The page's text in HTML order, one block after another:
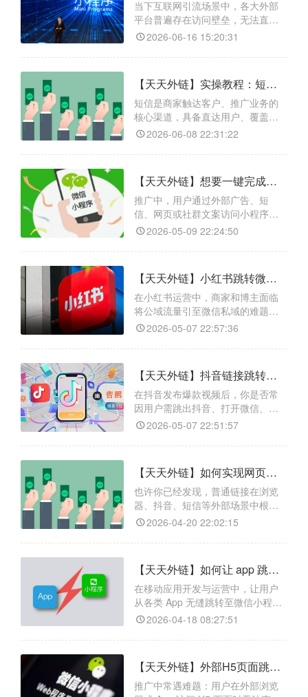
当下互联网引流场景中，各大外部
平台普遍存在访问壁垒，无法直接
触发链接跳转微信小程序、直达小
大限制了流量转化效率。而天天外
具，完美破解了这一推广难题，适
配全场景线上引流需求。平台具备
的实用功能，多渠道兼容适配功
能，一键生成的链接和二维码可适
2026-06-16 15:20:31
【天天外链】实操教程：短信链接跳转微信小程序/小程序任意页面/小程序码落地方法
短信是商家触达客户、推广业务的
核心渠道，具备直达用户、覆盖率
高的优势，但传统短信存在引流短
户只能手动搜索小程序、查找对应
严重影响营销转化效果。而天天外
链是适配商家引流需求的专业工
具，完美破解这一行业难题，其核
心功能极具实用性：支持短信、百
2026-06-08 22:31:22
【天天外链】想要一键完成点击链接跳转小程序，具体需要哪几个配置步骤？
推广中，用户通过外部广告、短
信、网页或社群文案访问小程序，
需扫码或复制链接手动打开，步骤
链接直接唤起并跳转小程序指定页
式。天天外链可解决此痛点，它能
将小程序转换成通用外链，支持微
信内外多平台点击链接跳转小程
序，还支持自定义动态参数与实时
2026-05-09 22:24:50
【天天外链】小红书跳转微信小程序真的能一键完成吗？该怎么操作？
在小红书运营中，商家和博主面临
将公域流量引至微信私域的难题，
因平台规则，直接添加外部链接跳
链提供跨平台跳转方案，可将微信
开的外链，支持一键跳转微信小程
序及自定义动态参数跳转，实现精
准引流。此外，它还具备卡片链接
生成和广告投放数据回传等实用功
2026-05-07 22:57:36
【天天外链】抖音链接跳转微信小程序如何破解？实现一键跳转的秘诀是什么？
在抖音发布爆款视频后，你是否常
因用户需跳出抖音、打开微信、搜
索小程序的繁琐流程而流失大量潜
业的外链工具，能完美解决两大痛
直接跳转，用户点击链接即可一步
到达；二是精准回传点击、转化等
数据，让每一次引流效果都清晰可
查，彻底告别跨平台统计盲区。
2026-05-07 22:51:57
【天天外链】如何实现网页跳转小程序？有什么方法？
也许你已经发现，普通链接在浏览
器、抖音、短信等外部场景中根本
无法直接唤起小程序，而天天外链
它支持将小程序链接转换为可在几
接，点击即可一键唤醒微信并直达
小程序指定页面，全程无需扫码或
手动搜索。工具自带环境识别与防
封禁能力，兼容95%以上的ap
2026-04-20 22:02:15
【天天外链】如何让 app 跳转微信小程序指定页面不失效？有哪些实用方案？
在移动应用开发与运营中，让用户
从各类 App 无缝跳转至微信小程序
指定页面是提升体验和转化率的难
能将微信小程序生成适用于多数
博等微信外部 App 点击链接，可一
键拉起微信并自动进入小程序任意
2026-04-18 08:27:51
【天天外链】外部H5页面跳转到微信小程序的实操指南，从H5到小程序，点击即达
推广中常遇难题：用户在外部浏览